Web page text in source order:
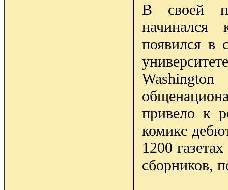
В своей
начинался
появился в
привело к
комикс
1200
сборников,